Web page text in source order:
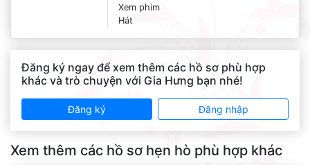
Xem phim
Hát
Đăng ký ngay để xem thêm các hồ sơ phù hợp
khác và trò chuyện với Gia Hưng bạn nhé!
Đăng ký Đăng nhập
Xem thêm các hồ sơ hẹn hò phù hợp khác